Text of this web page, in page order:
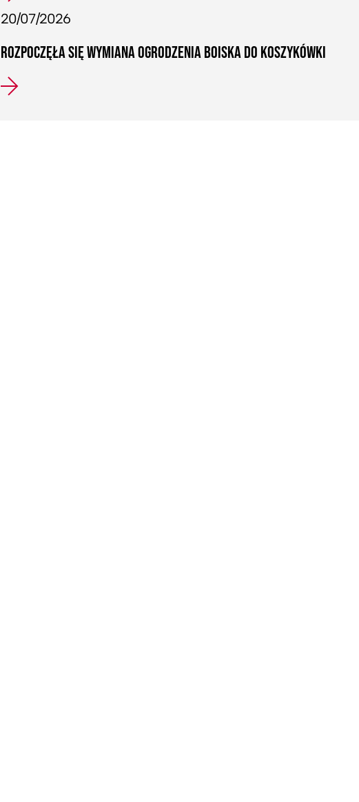
20/07/2026
ROZPOCZĘŁA SIĘ WYMIANA OGRODZENIA BOISKA DO KOSZYKÓWKI